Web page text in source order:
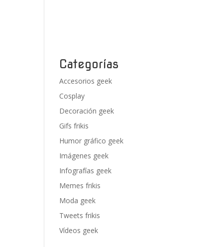
Categorías
Accesorios geek
Cosplay
Decoración geek
Gifs frikis
Humor gráfico geek
Imágenes geek
Infografías geek
Memes frikis
Moda geek
Tweets frikis
Vídeos geek